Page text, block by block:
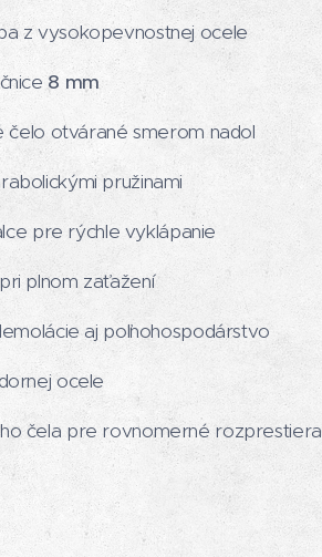
z vysokopevnostnej ocele
8 mm
čelo otvárané smerom nadol
pružinami
pre rýchle vyklápanie
plnom zaťažení
aj poľnohospodárstvo
ocele
čela pre rovnomerné